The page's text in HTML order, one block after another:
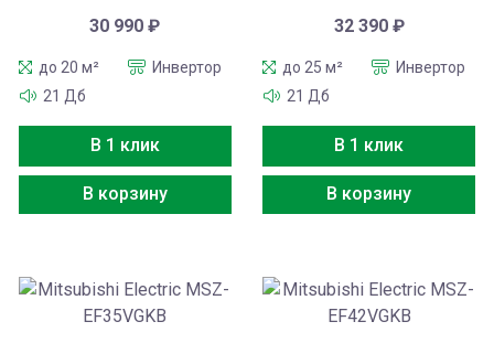
30 990₽
до 20 м²
Инвертор
21 Дб
В 1 клик
В корзину
32 390 ₽
до 25 м²
Инвертор
21 Дб
В 1 клик
В корзину